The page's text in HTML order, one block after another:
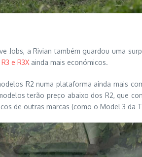
a Rivian também guardou uma
e R3X ainda mais económicos.
R2 numa plataforma ainda mais
terão preço abaixo dos R2, que
de outras marcas (como o Model 3 da